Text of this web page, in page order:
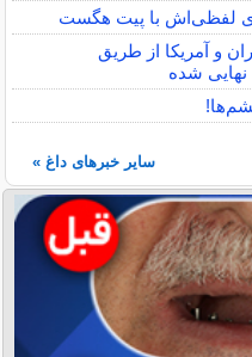
لفظی‌اش با پیت هگست
و آمریکا از طریق
نهایی شده
سایر خبرهای داغ »